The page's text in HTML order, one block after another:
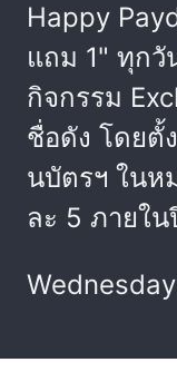
Happy
แถม 1" ทุกวั
กิจกรรม
ชื่อดัง โดยตั้
นบัตรฯ ในห
ละ 5 ภายใ